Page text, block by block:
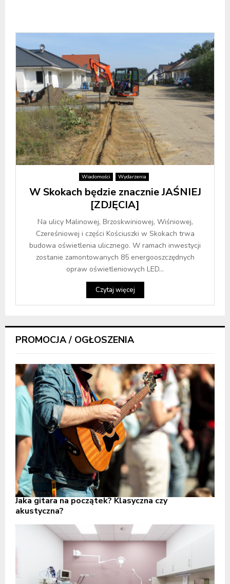
Wiadomości Wydarzenia
W Skokach będzie znacznie JAŚNIEJ
[ZDJĘCIA]
Na ulicy Malinowej, Brzoskwiniowej, Wiśniowej,
Czereśniowej i części Kościuszki w Skokach trwa
budowa oświetlenia ulicznego. W ramach inwestycji
zostanie zamontowanych 85 energooszczędnych
opraw oświetleniowych LED...
Czytaj więcej
PROMOCJA / OGŁOSZENIA
Jaka gitara na początek? Klasyczna czy
akustyczna?